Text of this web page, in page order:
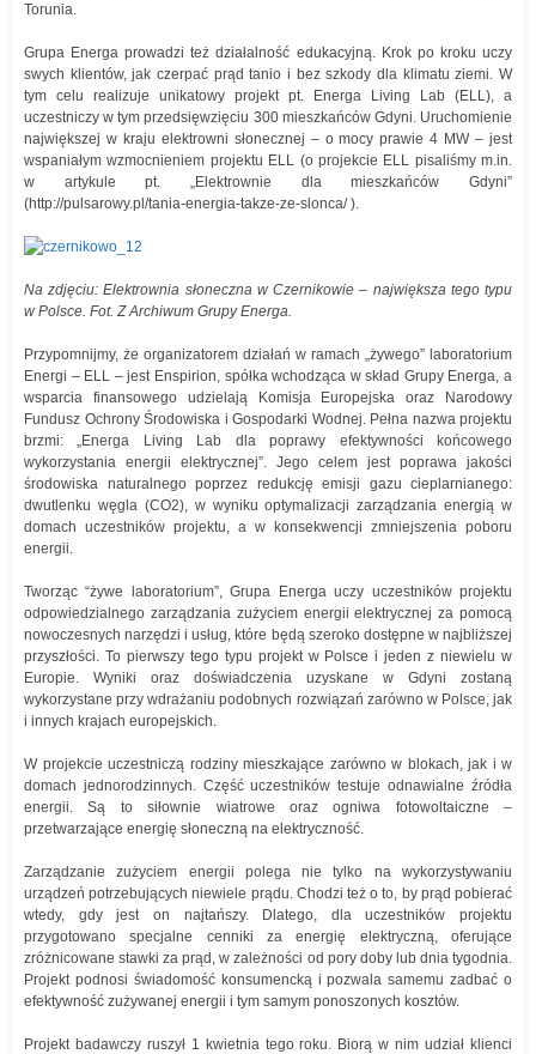
Torunia.
Grupa Energa prowadzi też działalność edukacyjną. Krok po kroku uczy
swych klientów, jak czerpać prąd tanio i bez szkody dla klimatu ziemi. W
tym celu realizuje unikatowy projekt pt. Energa Living Lab (ELL), a
uczestniczy w tym przedsięwzięciu 300 mieszkańców Gdyni. Uruchomienie
największej w kraju elektrowni słonecznej – o mocy prawie 4 MW – jest
wspaniałym wzmocnieniem projektu ELL (o projekcie ELL pisaliśmy m.in.
w artykule pt. „Elektrownie dla mieszkańców Gdyni”
(http://pulsarowy.pl/tania-energia-takze-ze-slonca/ ).
Na zdjęciu: Elektrownia słoneczna w Czernikowie – największa tego typu
w Polsce. Fot. Z Archiwum Grupy Energa.
Przypomnijmy, że organizatorem działań w ramach „żywego” laboratorium
Energi – ELL – jest Enspirion, spółka wchodząca w skład Grupy Energa, a
wsparcia finansowego udzielają Komisja Europejska oraz Narodowy
Fundusz Ochrony Środowiska i Gospodarki Wodnej. Pełna nazwa projektu
brzmi: „Energa Living Lab dla poprawy efektywności końcowego
wykorzystania energii elektrycznej”. Jego celem jest poprawa jakości
środowiska naturalnego poprzez redukcję emisji gazu cieplarnianego:
dwutlenku węgla (CO2), w wyniku optymalizacji zarządzania energią w
domach uczestników projektu, a w konsekwencji zmniejszenia poboru
energii.
Tworząc “żywe laboratorium”, Grupa Energa uczy uczestników projektu
odpowiedzialnego zarządzania zużyciem energii elektrycznej za pomocą
nowoczesnych narzędzi i usług, które będą szeroko dostępne w najbliższej
przyszłości. To pierwszy tego typu projekt w Polsce i jeden z niewielu w
Europie. Wyniki oraz doświadczenia uzyskane w Gdyni zostaną
wykorzystane przy wdrażaniu podobnych rozwiązań zarówno w Polsce, jak
i innych krajach europejskich.
W projekcie uczestniczą rodziny mieszkające zarówno w blokach, jak i w
domach jednorodzinnych. Część uczestników testuje odnawialne źródła
energii. Są to siłownie wiatrowe oraz ogniwa fotowoltaiczne –
przetwarzające energię słoneczną na elektryczność.
Zarządzanie zużyciem energii polega nie tylko na wykorzystywaniu
urządzeń potrzebujących niewiele prądu. Chodzi też o to, by prąd pobierać
wtedy, gdy jest on najtańszy. Dlatego, dla uczestników projektu
przygotowano specjalne cenniki za energię elektryczną, oferujące
zróżnicowane stawki za prąd, w zależności od pory doby lub dnia tygodnia.
Projekt podnosi świadomość konsumencką i pozwala samemu zadbać o
efektywność zużywanej energii i tym samym ponoszonych kosztów.
Projekt badawczy ruszył 1 kwietnia tego roku. Biorą w nim udział klienci